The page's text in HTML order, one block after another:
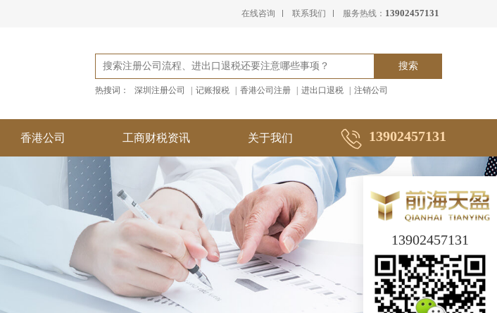
在线咨询 联系我们 服务热线： 13902457131
热搜词： 深圳注册公司 记账报税 香港公司注册 进出口退税 注销公司
香港公司 工商财税资讯 关于我们 13902457131
13902457131